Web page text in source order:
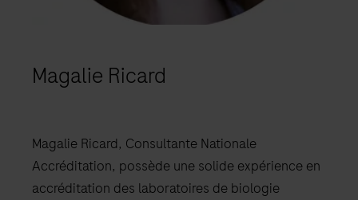
Magalie Ricard
Magalie Ricard, Consultante Nationale
Accréditation, possède une solide expérience en
accréditation des laboratoires de biologie